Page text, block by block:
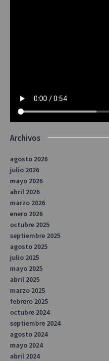
Archivos
agosto 2026
julio 2026
mayo 2026
abril 2026
marzo 2026
enero 2026
octubre 2025
septiembre 2025
agosto 2025
julio 2025
mayo 2025
abril 2025
marzo 2025
febrero 2025
octubre 2024
septiembre 2024
agosto 2024
mayo 2024
abril 2024